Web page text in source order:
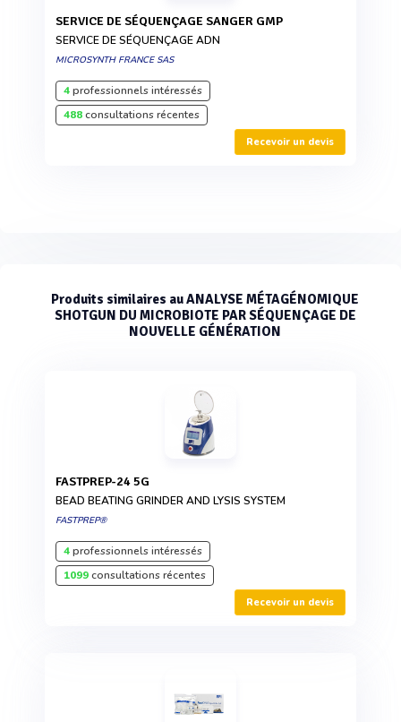
SERVICE DE SÉQUENÇAGE SANGER GMP
SERVICE DE SÉQUENÇAGE ADN
MICROSYNTH FRANCE SAS
4professionnels intéressés
488consultations récentes
Recevoir un devis
Produits similaires au ANALYSE MÉTAGÉNOMIQUE
SHOTGUN DU MICROBIOTE PAR SÉQUENÇAGE DE
NOUVELLE GÉNÉRATION
FASTPREP-24 5G
BEAD BEATING GRINDER AND LYSIS SYSTEM
FASTPREP®
4professionnels intéressés
1099consultations récentes
Recevoir un devis